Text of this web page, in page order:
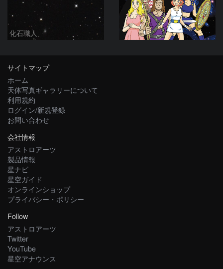
化石職人
サイトマップ
ホーム
天体写真ギャラリーについて
利用規約
ログイン/新規登録
お問い合わせ
会社情報
アストロアーツ
製品情報
星ナビ
星空ガイド
オンラインショップ
プライバシー・ポリシー
Follow
アストロアーツ
Twitter
YouTube
星空アナウンス